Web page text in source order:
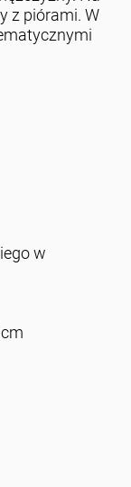
z piórami. W
w